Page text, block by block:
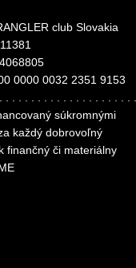
club Slovakia
0000 0032 2351 9153
súkromnými
každý dobrovoľný
finančný či materiálny